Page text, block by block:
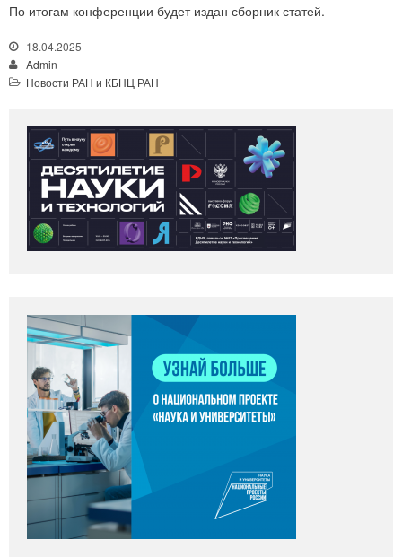
По итогам конференции будет издан сборник статей.
18.04.2025
Admin
Новости РАН и КБНЦ РАН